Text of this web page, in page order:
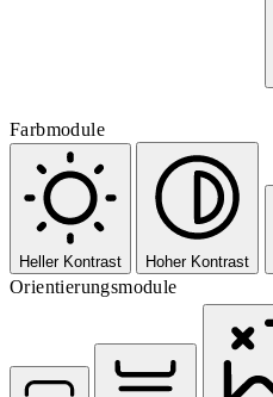
Farbmodule
Heller Kontrast Hoher Kontrast
Orientierungsmodule